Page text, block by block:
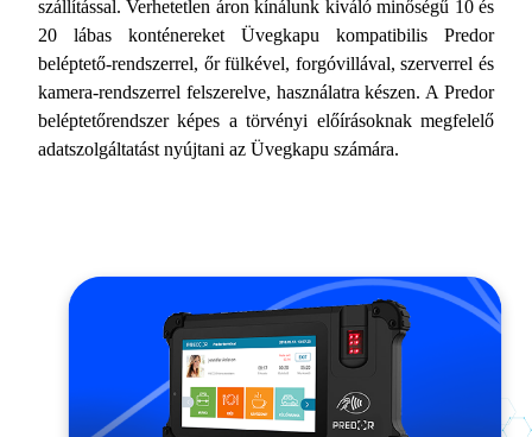
szállítással. Verhetetlen áron kínálunk kiváló minőségű 10 és
20 lábas konténereket Üvegkapu kompatibilis Predor
beléptető-rendszerrel, őr fülkével, forgóvillával, szerverrel és
kamera-rendszerrel felszerelve, használatra készen. A Predor
beléptetőrendszer képes a törvényi előírásoknak megfelelő
adatszolgáltatást nyújtani az Üvegkapu számára.